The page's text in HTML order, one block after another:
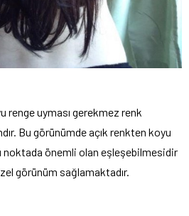
renge uyması gerekmez renk
Bu görünümde açık renkten koyu
noktada önemli olan eşleşebilmesidir
görünüm sağlamaktadır.